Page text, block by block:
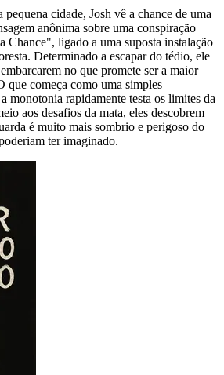
pequena cidade, Josh vê a chance de uma
anônima sobre uma conspiração
Chance", ligado a uma suposta instalação
Determinado a escapar do tédio, ele
no que promete ser a maior
que começa como uma simples
monotonia rapidamente testa os limites da
aos desafios da mata, eles descobrem
é muito mais sombrio e perigoso do
ter imaginado.